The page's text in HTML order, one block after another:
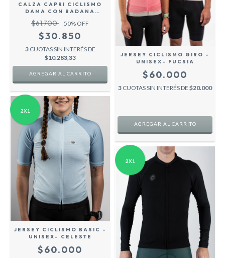
CALZA CAPRI CICLISMO
DAMA CON BADANA
ROADPRO - AERO -
$61.700 50% OFF
$30.850
3 CUOTAS SIN INTERÉS DE
$10.283,33
AGREGAR AL CARRITO
JERSEY CICLISMO GIRO -
UNISEX- FUCSIA
$60.000
3 CUOTAS SIN INTERÉS DE $20.000
AGREGAR AL CARRITO
2X1
JERSEY CICLISMO BASIC -
UNISEX- CELESTE
$60.000
2X1